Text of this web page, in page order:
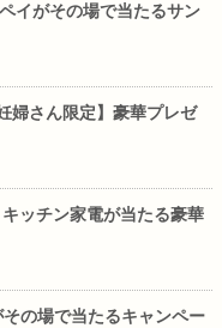
イがその場で当たるサン
婦さん限定】豪華プレゼ
ッチン家電が当たる豪華
の場で当たるキャンペー